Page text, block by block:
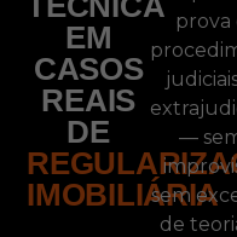
EM
CASOS
REAIS
DE
IMOBILIÁRIA
prova
—
sem
de